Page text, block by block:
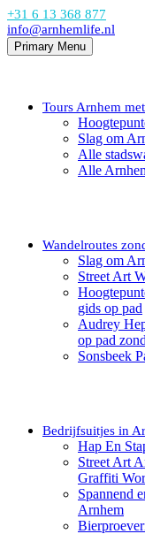
+31 6 13 368 877
info@arnhemlife.nl
Primary Menu
Tours Arnhem
Slag om
Alle
Alle
Wandelroutes
Slag om
Street Art
gids op pad
Audrey
op pad
Sonsbeek
Bedrijfsuitjes in
Hap En
Street Art
Graffiti
Spannend
Arnhem